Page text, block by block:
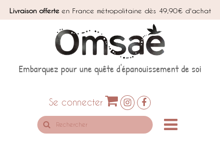
Livraison offerteen France métropolitaine dès 49,90€ d'achat
Embarquez pour une quête d'épanouissement de soi
Se connecter